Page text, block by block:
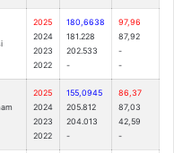
2025
2024
2023
2022
180,6638
181.228
202.533
-
97,96
87,92
-
-
2025
2024
2023
2022
155,0945
205.812
204.013
-
86,37
87,03
42,59
-